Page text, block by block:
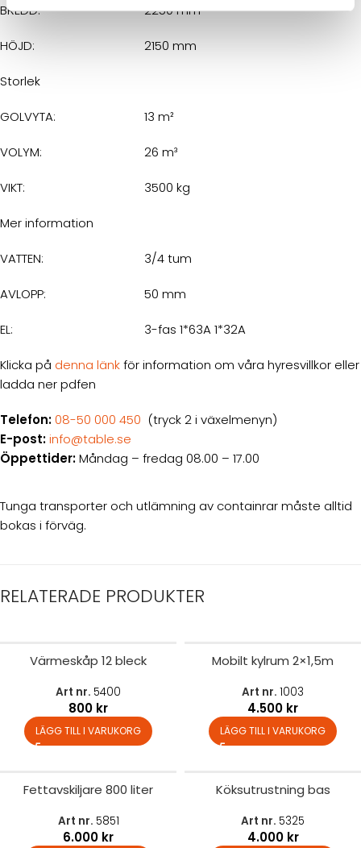
BREDD: 2250 mm
HÖJD: 2150 mm
Storlek
GOLVYTA: 13 m²
VOLYM: 26 m³
VIKT: 3500 kg
Mer information
VATTEN: 3/4 tum
AVLOPP: 50 mm
EL: 3-fas 1*63A 1*32A
Klicka på denna länkför information om våra hyresvillkor eller
ladda ner pdfen
Telefon:08-50 000 450 (tryck 2 i växelmenyn)
E-post:info@table.se
Öppettider:Måndag – fredag 08.00 – 17.00
Tunga transporter och utlämning av containrar måste alltid
bokas i förväg.
RELATERADE PRODUKTER
Värmeskåp 12 bleck
Art nr. 5400
800 kr
LÄGG TILL I VARUKORG
Mobilt kylrum 2×1,5m
Art nr. 1003
4.500 kr
LÄGG TILL I VARUKORG
Fettavskiljare 800 liter
Art nr. 5851
6.000 kr
Köksutrustning bas
Art nr. 5325
4.000 kr